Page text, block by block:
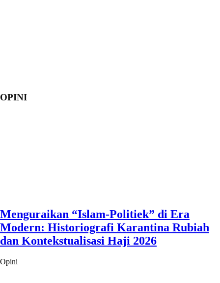
OPINI
Menguraikan “Islam-Politiek” di Era
Modern: Historiografi Karantina Rubiah
dan Kontekstualisasi Haji 2026
Opini